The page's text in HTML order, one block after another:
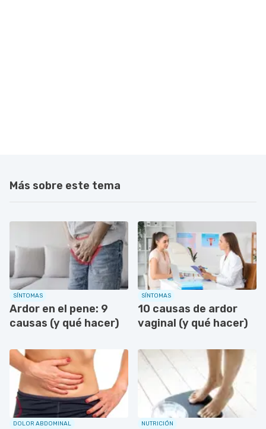
Más sobre este tema
SÍNTOMAS
Ardor en el pene: 9
causas (y qué hacer)
SÍNTOMAS
10 causas de ardor
vaginal (y qué hacer)
DOLOR ABDOMINAL NUTRICIÓN